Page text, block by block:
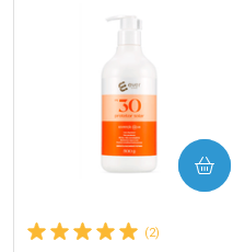
(2)
COMPRAR